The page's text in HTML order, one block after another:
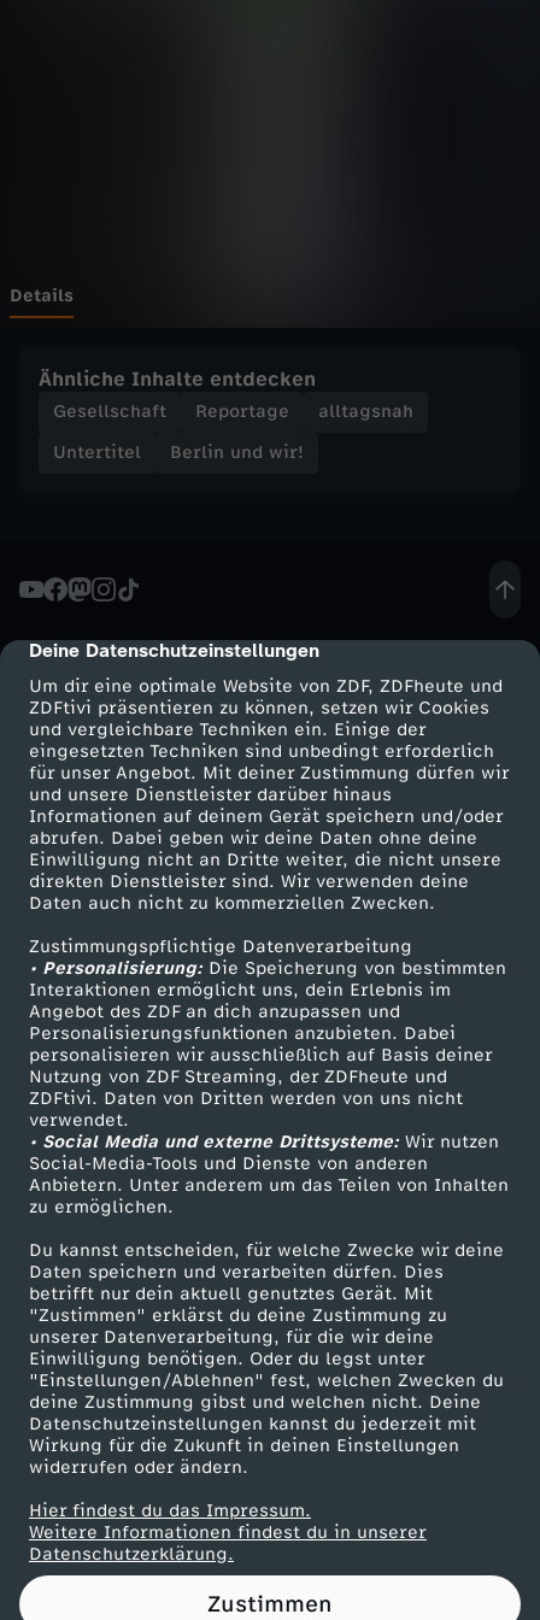
cmp-dialog-description
Deine Datenschutzeinstellungen
Um dir eine optimale Website von ZDF, ZDFheute und
ZDFtivi präsentieren zu können, setzen wir Cookies
und vergleichbare Techniken ein. Einige der
eingesetzten Techniken sind unbedingt erforderlich
für unser Angebot. Mit deiner Zustimmung dürfen wir
und unsere Dienstleister darüber hinaus
Informationen auf deinem Gerät speichern und/oder
abrufen. Dabei geben wir deine Daten ohne deine
Einwilligung nicht an Dritte weiter, die nicht unsere
direkten Dienstleister sind. Wir verwenden deine
Daten auch nicht zu kommerziellen Zwecken.
Zustimmungspflichtige Datenverarbeitung
• Personalisierung:Die Speicherung von bestimmten
Interaktionen ermöglicht uns, dein Erlebnis im
Angebot des ZDF an dich anzupassen und
Personalisierungsfunktionen anzubieten. Dabei
personalisieren wir ausschließlich auf Basis deiner
Nutzung von ZDF Streaming, der ZDFheute und
ZDFtivi. Daten von Dritten werden von uns nicht
verwendet.
• Social Media und externe Drittsysteme:Wir nutzen
Social-Media-Tools und Dienste von anderen
Anbietern. Unter anderem um das Teilen von Inhalten
zu ermöglichen.
Du kannst entscheiden, für welche Zwecke wir deine
Daten speichern und verarbeiten dürfen. Dies
betrifft nur dein aktuell genutztes Gerät. Mit
"Zustimmen" erklärst du deine Zustimmung zu
unserer Datenverarbeitung, für die wir deine
Einwilligung benötigen. Oder du legst unter
"Einstellungen/Ablehnen" fest, welchen Zwecken du
deine Zustimmung gibst und welchen nicht. Deine
Datenschutzeinstellungen kannst du jederzeit mit
Wirkung für die Zukunft in deinen Einstellungen
widerrufen oder ändern.
Hier findest du das Impressum.
Weitere Informationen findest du in unserer
Datenschutzerklärung.
Zustimmen
!
G
e
i
n
s
a
m
s
t
a
r
k
Details
Ähnliche Inhalte entdecken
Gesellschaft Reportage
alltagsnah
Untertitel
Berlin und wir!
Mehr ZDF
ZDF-Apps
Smart TV
ZDFtext
Livestreams
Sendungen A-Z
TV-Programm
Service
ZDFmitreden
Kontakt zum ZDF
Tickets
Zuschauerservice
Hilfe
ZDF Unternehmen
Karriere
ZDF goes Schule
Werbefernsehen
Mainzelmännchen
Partner